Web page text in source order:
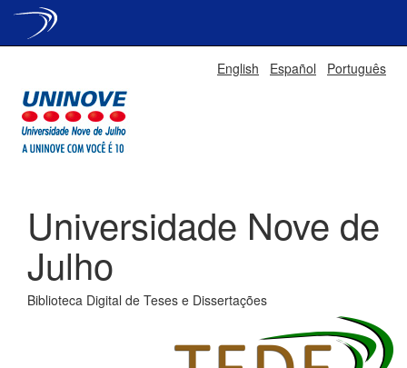
English Español Português
Universidade Nove de
Julho
Biblioteca Digital de Teses e Dissertações